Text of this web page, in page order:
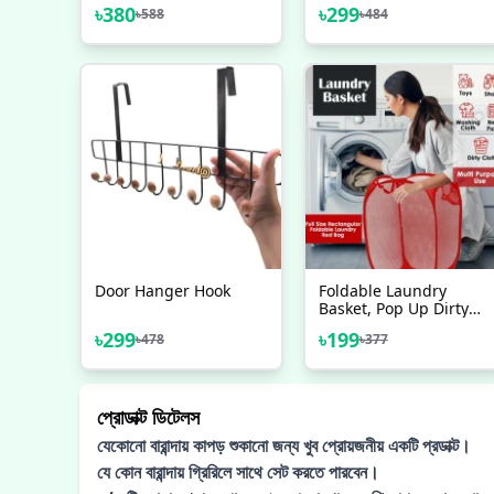
Drying Stand Hanger
৳380৳588
Stand Jainamaj Hanger
৳299৳484
Door Hanger Hook
৳299৳478
Foldable Laundry
Basket, Pop Up Dirty
Washing Laundry
Washing Bag
৳199৳377
প্রোডাক্ট ডিটেলস
যেকোনো বারান্দায় কাপড় শুকানো জন্য খুব প্রোয়জনীয় একটি প্রডাক্ট।
যে কোন বারান্দায় গ্রিরিলে সাথে সেট করতে পারবেন।